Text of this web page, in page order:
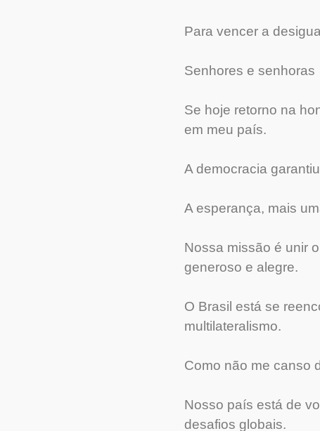
Para vencer a
Senhores e senhoras
Se hoje retorno na
em meu país.
A democracia
A esperança, mais
Nossa missão é unir
generoso e alegre.
O Brasil está se
multilateralismo.
Como não me canso
Nosso país está de
desafios globais.